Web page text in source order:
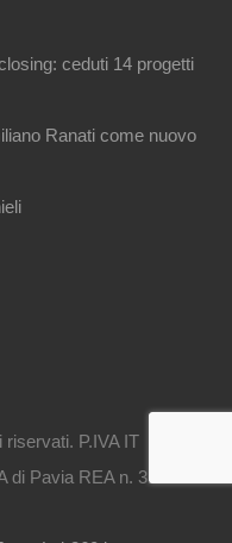
ceduti 14 progetti
Ranati come nuovo
P.IVA IT
Pavia REA n. 314561 -